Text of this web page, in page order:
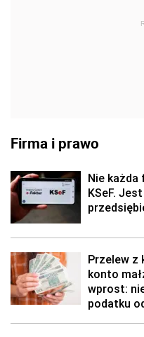
Firma i prawo
Nie każda
KSeF.
Przelew z
konto
wprost:
podatku